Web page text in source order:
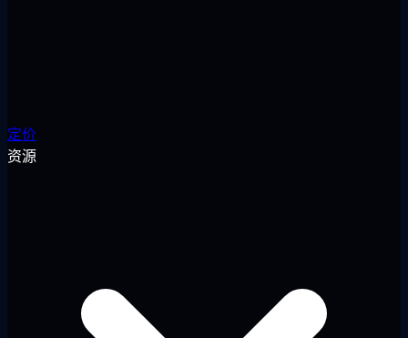
定价
资源